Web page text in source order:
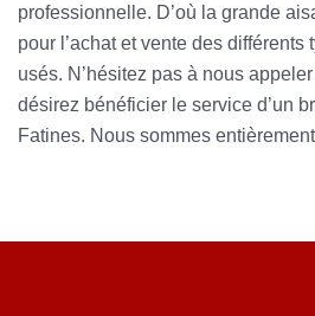
professionnelle. D’où la grande
pour l’achat et vente des différents
usés. N’hésitez pas à nous
désirez bénéficier le service d’un
Fatines. Nous sommes